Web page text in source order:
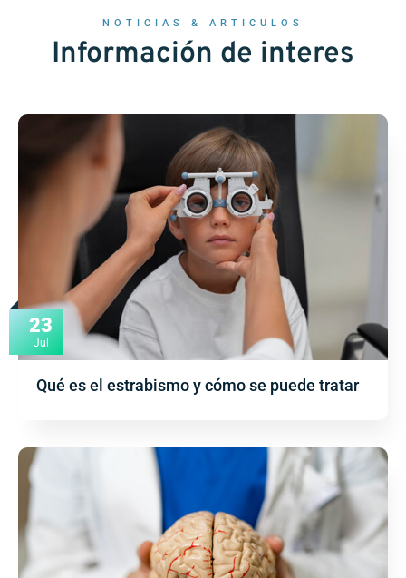
NOTICIAS & ARTICULOS
Información de interes
23
Jul
Qué es el estrabismo y cómo se puede tratar